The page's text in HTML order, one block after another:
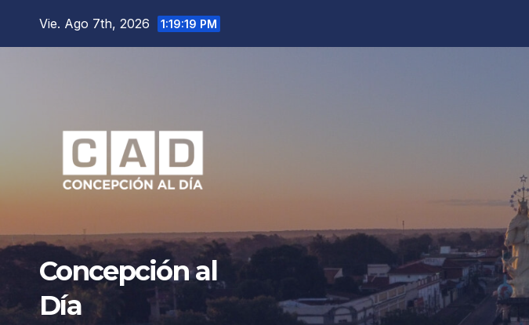
Vie. Ago 7th, 2026 1:19:20 PM
Concepción al
Día